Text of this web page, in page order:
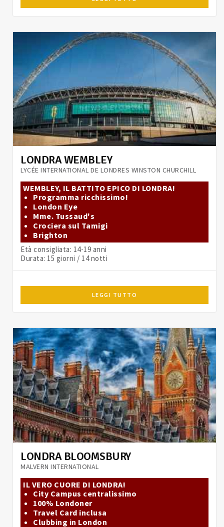
LONDRA WEMBLEY
LYCÉE INTERNATIONAL DE LONDRES WINSTON CHURCHILL
WEMBLEY, IL BATTITO EPICO DI LONDRA!
Programma ricchissimo!
London Eye
Mme. Tussaud's
Crociera sul Tamigi
Brighton
Età consigliata: 14-19 anni
Durata: 15 giorni / 14 notti
LEGGI TUTTO
LONDRA BLOOMSBURY
MALVERN INTERNATIONAL
IL VERO CUORE DI LONDRA!
City Campus centralissimo
100% Londoner
Travel Card inclusa
Clubbing in London